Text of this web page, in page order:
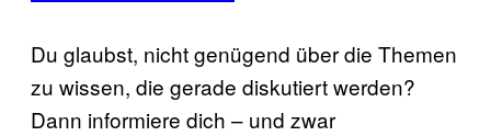
Du glaubst, nicht genügend über die Themen
zu wissen, die gerade diskutiert werden?
Dann informiere dich – und zwar